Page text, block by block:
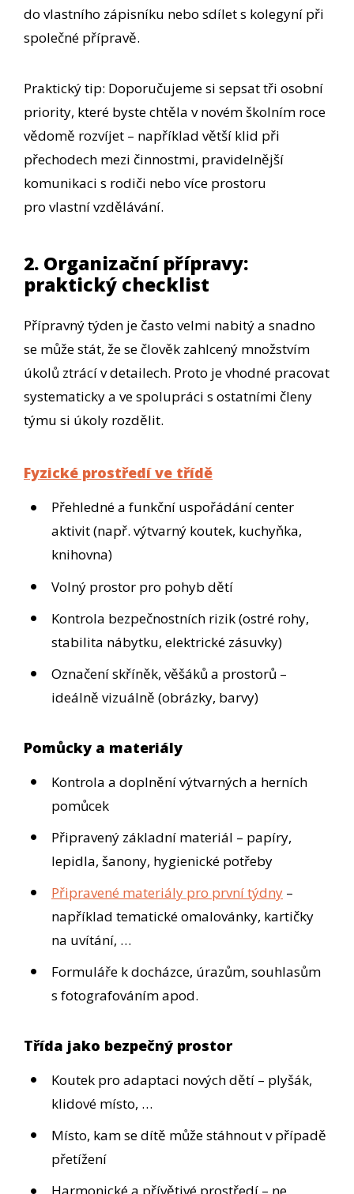
do vlastního zápisníku nebo sdílet s kolegyní při
společné přípravě.
Praktický tip: Doporučujeme si sepsat tři osobní
priority, které byste chtěla v novém školním roce
vědomě rozvíjet – například větší klid při
přechodech mezi činnostmi, pravidelnější
komunikaci s rodiči nebo více prostoru
pro vlastní vzdělávání.
2. Organizační přípravy:
praktický checklist
Přípravný týden je často velmi nabitý a snadno
se může stát, že se člověk zahlcený množstvím
úkolů ztrácí v detailech. Proto je vhodné pracovat
systematicky a ve spolupráci s ostatními členy
týmu si úkoly rozdělit.
Fyzické prostředí ve třídě
Přehledné a funkční uspořádání center
aktivit (např. výtvarný koutek, kuchyňka,
knihovna)
Volný prostor pro pohyb dětí
Kontrola bezpečnostních rizik (ostré rohy,
stabilita nábytku, elektrické zásuvky)
Označení skříněk, věšáků a prostorů –
ideálně vizuálně (obrázky, barvy)
Pomůcky a materiály
Kontrola a doplnění výtvarných a herních
pomůcek
Připravený základní materiál – papíry,
lepidla, šanony, hygienické potřeby
Připravené materiály pro první týdny –
například tematické omalovánky, kartičky
na uvítání, …
Formuláře k docházce, úrazům, souhlasům
s fotografováním apod.
Třída jako bezpečný prostor
Koutek pro adaptaci nových dětí – plyšák,
klidové místo, …
Místo, kam se dítě může stáhnout v případě
přetížení